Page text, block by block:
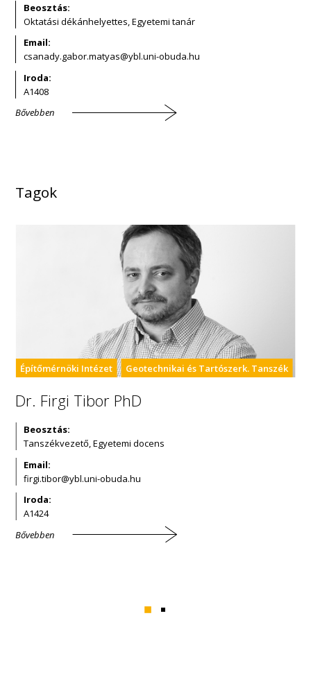
Beosztás:
Oktatási dékánhelyettes, Egyetemi tanár
Email:
Iroda:
A1408
Bővebben
Tagok
Építőmérnöki Intézet Geotechnikai és Tartószerk. Tanszék
Dr. Firgi Tibor PhD
Beosztás:
Tanszékvezető, Egyetemi docens
Email:
Iroda:
A1424
Bővebben